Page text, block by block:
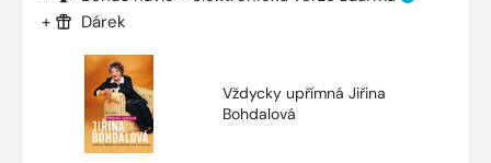
+ Dárek
Vždycky upřímná Jiřina
Bohdalová